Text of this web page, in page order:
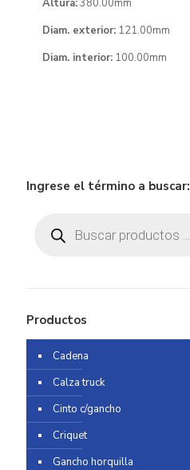
Altura:380.00mm
Diam. exterior: 121.00mm
Diam. interior: 100.00mm
Ingrese el término a buscar:
productos
Productos
Cadena
Calza truck
Cinto c/gancho
Criquet
Gancho horquilla